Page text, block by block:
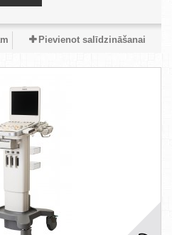
Pievienot salīdzināšanai